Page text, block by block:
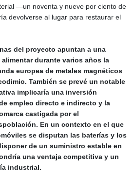
—un noventa y nueve por ciento de
devolverse al lugar para restaurar el
del proyecto apuntan a una
durante varios años la
europea de metales magnéticos
También se prevé un notable
implicaría una inversión
empleo directo e indirecto y la
castigada por el
En un contexto en el que
se disputan las baterías y los
de un suministro estable en
una ventaja competitiva y un
industrial.